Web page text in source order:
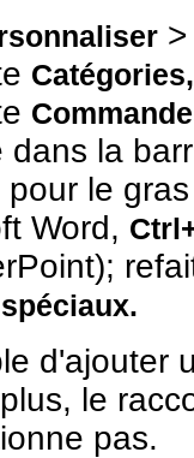
Catégories,
dans la
le
Word,
d'ajouter
le
pas.